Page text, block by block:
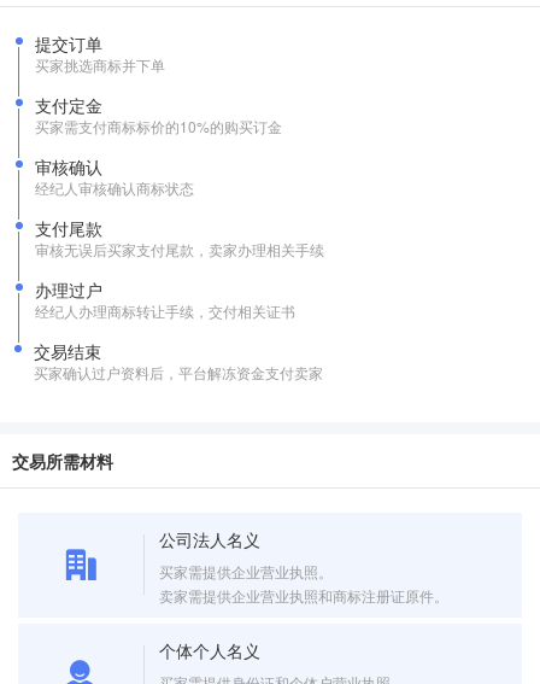
提交订单
买家挑选商标并下单
支付定金
买家需支付商标标价的10%的购买订金
审核确认
经纪人审核确认商标状态
支付尾款
审核无误后买家支付尾款，卖家办理相关手续
办理过户
经纪人办理商标转让手续，交付相关证书
交易结束
买家确认过户资料后，平台解冻资金支付卖家
交易所需材料
公司法人名义
买家需提供企业营业执照。
卖家需提供企业营业执照和商标注册证原件。
个体个人名义